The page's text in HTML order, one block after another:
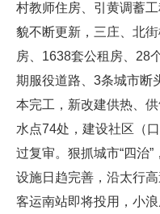
村教师住房、引黄调蓄
貌不断更新，三庄、北
房、1638套公租房、28
期服役道路、3条城市断
本完工，新改建供热、
水点74处，建设社区（
过复审。狠抓城市“四治
设施日趋完善，沿太行
客运南站即将投用，小